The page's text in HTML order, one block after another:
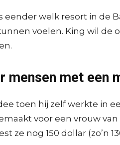
eender welk resort in de
voelen. King wil
mensen met een
toen hij zelf werkte in
voor een vrouw
ze nog 150 dollar (zo’n